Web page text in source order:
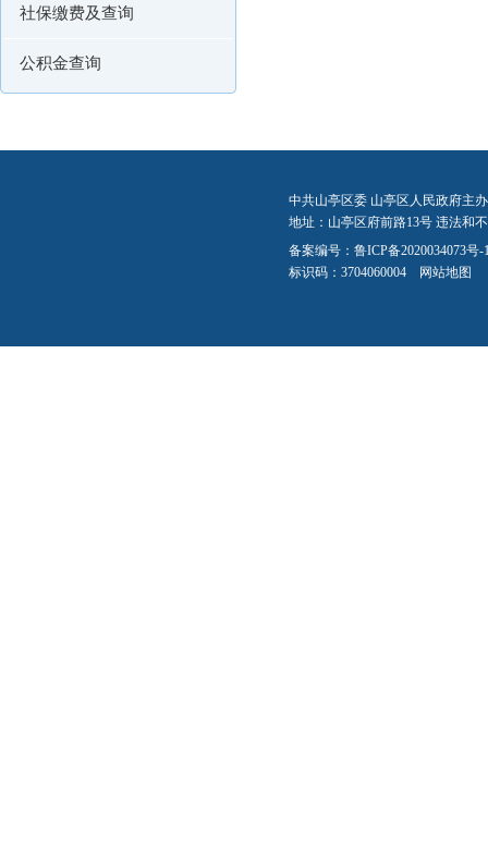
社保缴费及查询
公积金查询
中共山亭区委 山亭区人民政府主
地址：山亭区府前路13号 违法和
备案编号： 鲁ICP备2020034073号-
标识码：3704060004 网站地图